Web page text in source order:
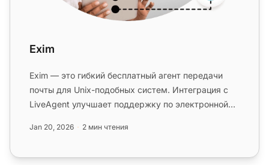
Exim
Exim — это гибкий бесплатный агент передачи
почты для Unix-подобных систем. Интеграция с
LiveAgent улучшает поддержку по электронной
Jan 20, 2026 2 мин чтения